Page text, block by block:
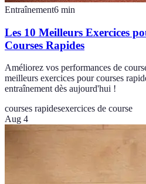
Entraînement6 min
Les 10 Meilleurs Exercices
Courses Rapides
Améliorez vos performances de
meilleurs exercices pour courses
entraînement dès aujourd'hui !
courses rapidesexercices de course
Aug 4